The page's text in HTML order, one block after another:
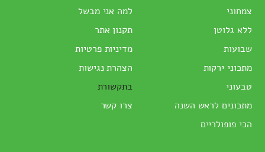
צמחוני
ללא גלוטן
שבועות
מתכוני ירקות
טבעוני
מתכונים לראש השנה
הכי פופולריים
למה אני מבשל
תקנון אתר
מדיניות פרטיות
הצהרת נגישות
בתקשורת
צרו קשר